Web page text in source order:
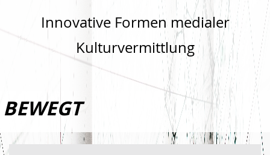
Innovative Formen medialer
Kulturvermittlung
BEWEGT